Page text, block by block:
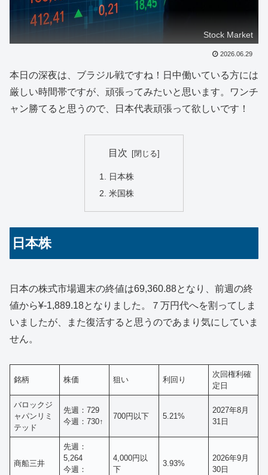
Stock Market
2026.06.29
本日の深夜は、ブラジル戦ですね！日中働いている方には
厳しい時間帯ですが、頑張ってみたいと思います。ワンチ
ャン勝てると思うので、日本代表頑張って欲しいです！
目次
日本株
米国株
日本株
日本の株式市場週末の終値は69,360.88となり、前週の終
値から¥-1,889.18となりました。７万円代へを割ってしま
いましたが、また復活すると思うのであまり気にしていま
せん。
銘柄 株価 狙い 利回り
次回権利確
定日
バロックジ
ャパンリミ
テッド
先週：729
今週：730↑
700円以下 5.21%
2027年8月
31日
商船三井
先週：
5,264
今週：
4,000円以
下
3.93%
2026年9月
30日